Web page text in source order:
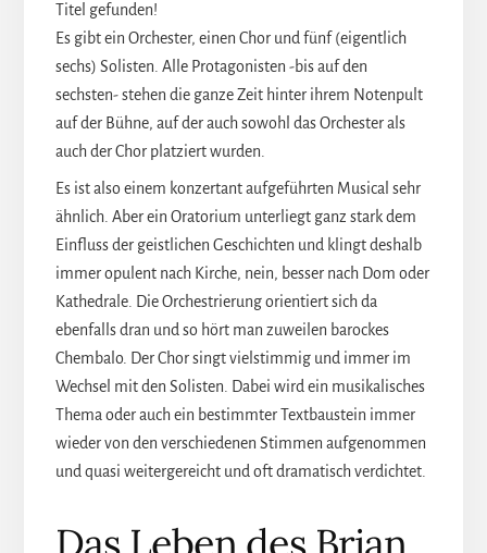
Titel gefunden!
Es gibt ein Orchester, einen Chor und fünf (eigentlich
sechs) Solisten. Alle Protagonisten -bis auf den
sechsten- stehen die ganze Zeit hinter ihrem Notenpult
auf der Bühne, auf der auch sowohl das Orchester als
auch der Chor platziert wurden.
Es ist also einem konzertant aufgeführten Musical sehr
ähnlich. Aber ein Oratorium unterliegt ganz stark dem
Einfluss der geistlichen Geschichten und klingt deshalb
immer opulent nach Kirche, nein, besser nach Dom oder
Kathedrale. Die Orchestrierung orientiert sich da
ebenfalls dran und so hört man zuweilen barockes
Chembalo. Der Chor singt vielstimmig und immer im
Wechsel mit den Solisten. Dabei wird ein musikalisches
Thema oder auch ein bestimmter Textbaustein immer
wieder von den verschiedenen Stimmen aufgenommen
und quasi weitergereicht und oft dramatisch verdichtet.